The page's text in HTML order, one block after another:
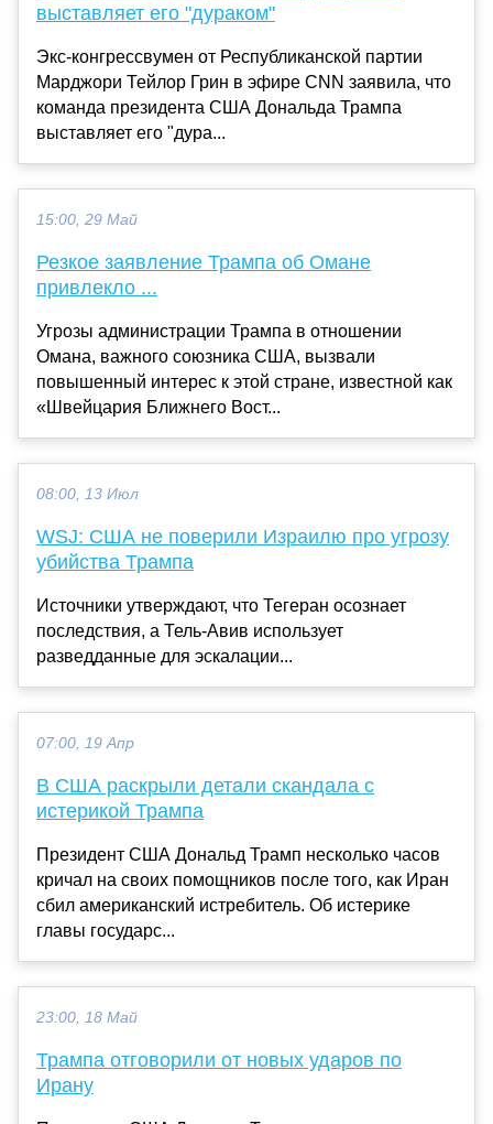
выставляет его "дураком"
Экс-конгрессвумен от Республиканской партии
Марджори Тейлор Грин в эфире CNN заявила, что
команда президента США Дональда Трампа
выставляет его "дура...
15:00, 29 Май
Резкое заявление Трампа об Омане
привлекло ...
Угрозы администрации Трампа в отношении
Омана, важного союзника США, вызвали
повышенный интерес к этой стране, известной как
«Швейцария Ближнего Вост...
08:00, 13 Июл
WSJ: США не поверили Израилю про угрозу
убийства Трампа
Источники утверждают, что Тегеран осознает
последствия, а Тель-Авив использует
разведданные для эскалации...
07:00, 19 Апр
В США раскрыли детали скандала с
истерикой Трампа
Президент США Дональд Трамп несколько часов
кричал на своих помощников после того, как Иран
сбил американский истребитель. Об истерике
главы государс...
23:00, 18 Май
Трампа отговорили от новых ударов по
Ирану